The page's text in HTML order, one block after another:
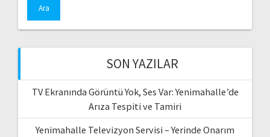
SON YAZILAR
TV Ekranında Görüntü Yok, Ses Var: Yenimahalle’de
Arıza Tespiti ve Tamiri
Yenimahalle Televizyon Servisi – Yerinde Onarım